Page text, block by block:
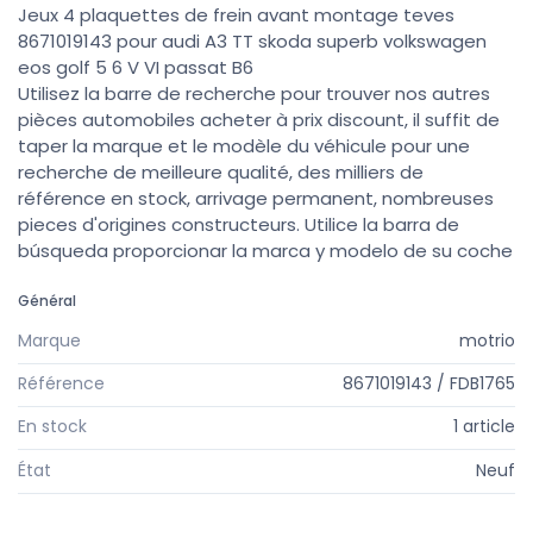
Jeux 4 plaquettes de frein avant montage teves
8671019143 pour audi A3 TT skoda superb volkswagen
eos golf 5 6 V VI passat B6
Utilisez la barre de recherche pour trouver nos autres
pièces automobiles acheter à prix discount, il suffit de
taper la marque et le modèle du véhicule pour une
recherche de meilleure qualité, des milliers de
référence en stock, arrivage permanent, nombreuses
pieces d'origines constructeurs. Utilice la barra de
búsqueda proporcionar la marca y modelo de su coche
Général
Marque
motrio
Référence
8671019143 / FDB1765
En stock
1 article
État
Neuf